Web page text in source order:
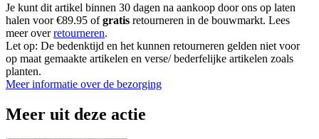
Je kunt dit artikel binnen 30 dagen na aankoop door ons op laten
halen voor €89.95 ofgratis retourneren in de bouwmarkt. Lees
meer overretourneren.
Let op: De bedenktijd en het kunnen retourneren gelden niet voor
op maat gemaakte artikelen en verse/ bederfelijke artikelen zoals
planten.
Meer informatie over de bezorging
Meer uit deze actie